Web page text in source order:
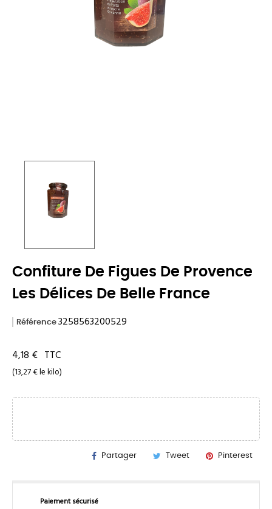
Confiture De Figues De Provence
Les Délices De Belle France
Référence 3258563200529
4,18 € TTC
(13,27 € le kilo)
Partager Tweet Pinterest
Paiement sécurisé